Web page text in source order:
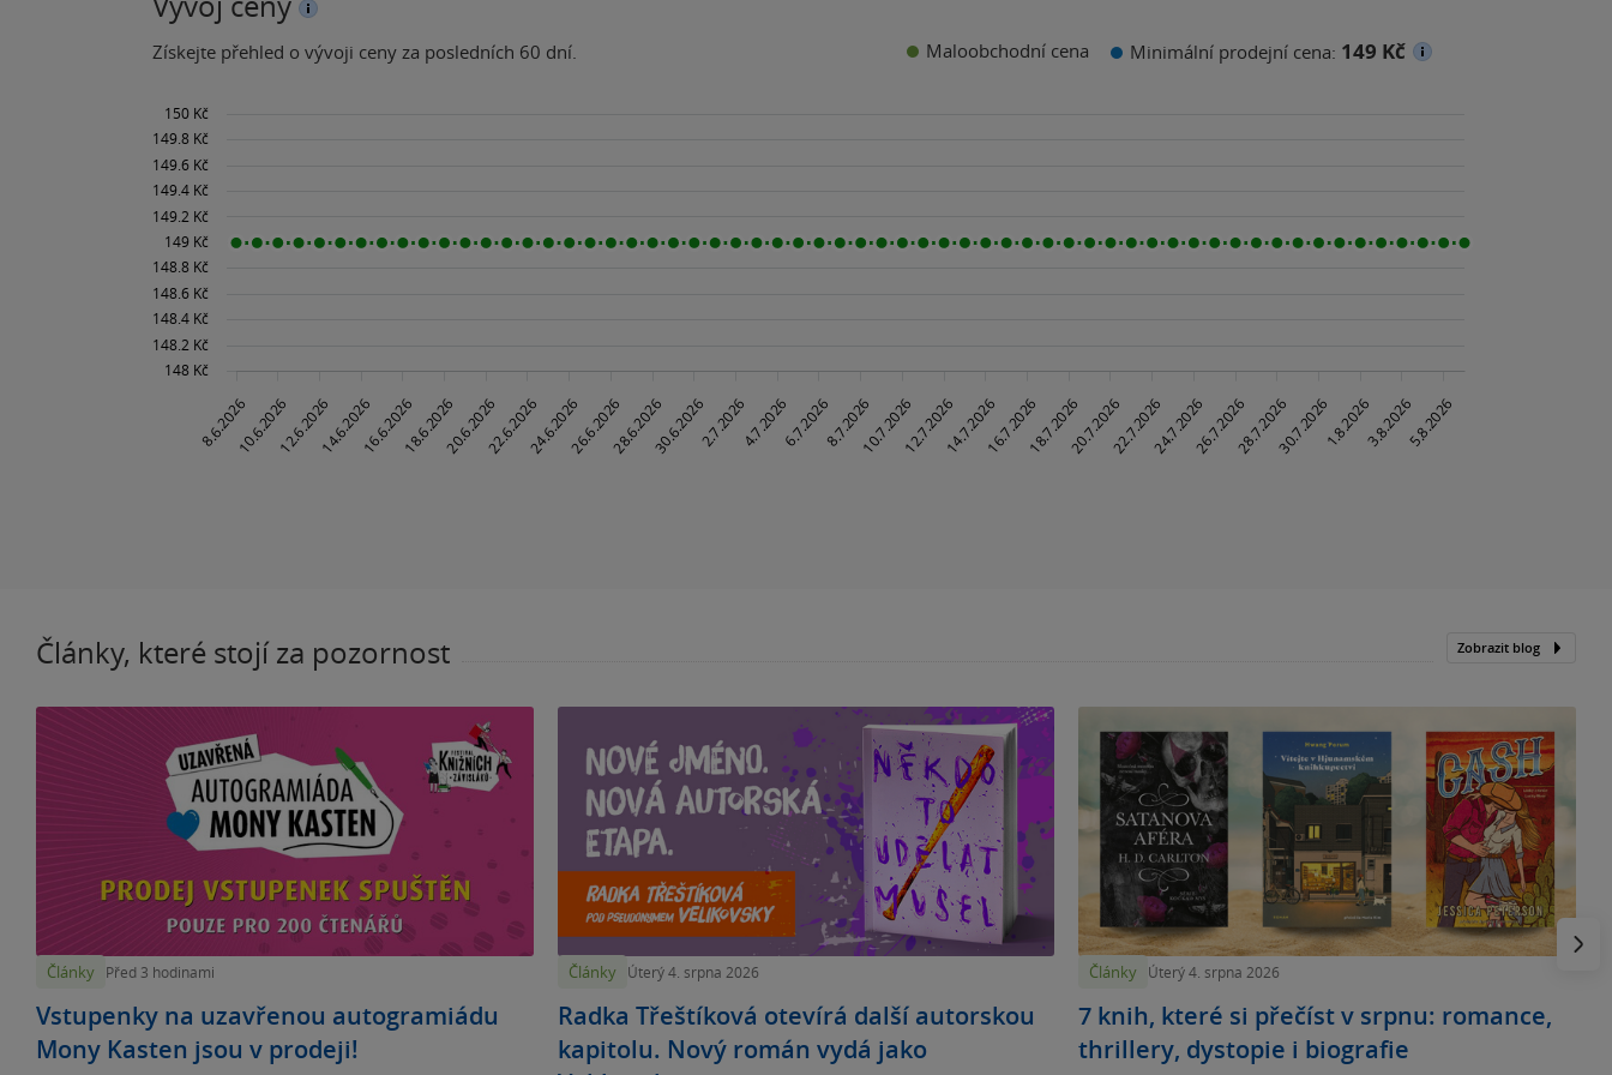
Získejte přehled o vývoji ceny za posledních 60 dní. Maloobchodní cena Minimální prodejní cena: 149 Kč
Články, které stojí za pozornost Zobrazit blog
Články Před 3 hodinami
Vstupenky na uzavřenou autogramiádu
Mony Kasten jsou v prodeji!
Články Úterý 4. srpna 2026
Radka Třeštíková otevírá další autorskou
kapitolu. Nový román vydá jako
Články Úterý 4. srpna 2026
7 knih, které si přečíst v srpnu: romance,
thrillery, dystopie i biografie